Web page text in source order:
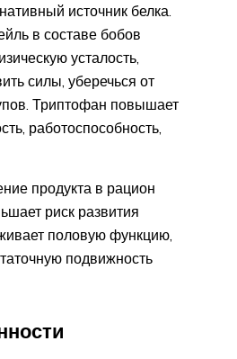
источник белка.
в составе бобов
усталость,
силы, уберечься от
Триптофан повышает
работоспособность,
продукта в рацион
риск развития
половую функцию,
подвижность